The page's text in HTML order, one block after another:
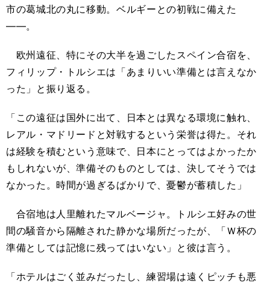
市の葛城北の丸に移動。ベルギーとの初戦に備えた
――。
欧州遠征、特にその大半を過ごしたスペイン合宿を、
フィリップ・トルシエは「あまりいい準備とは言えなか
った」と振り返る。
「この遠征は国外に出て、日本とは異なる環境に触れ、
レアル・マドリードと対戦するという栄誉は得た。それ
は経験を積むという意味で、日本にとってはよかったか
もしれないが、準備そのものとしては、決してそうでは
なかった。時間が過ぎるばかりで、憂鬱が蓄積した」
合宿地は人里離れたマルベージャ。トルシエ好みの世
間の騒音から隔離された静かな場所だったが、「Ｗ杯の
準備としては記憶に残ってはいない」と彼は言う。
「ホテルはごく並みだったし、練習場は遠くピッチも悪